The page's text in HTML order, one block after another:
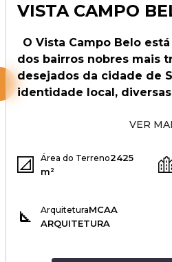
VISTA CAMPO
O Vista Campo Belo
dos bairros nobres mais
desejados da cidade de
identidade local, diversas
VER
Área do Terreno2425
m²
ArquiteturaMCAA
ARQUITETURA